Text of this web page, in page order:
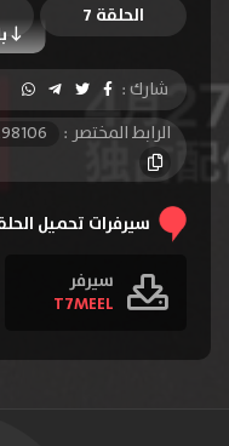
الحلقة 7
شارك :
الرابط المختصر :
سيرفرات تحميل
سيرفر
T7MEEL